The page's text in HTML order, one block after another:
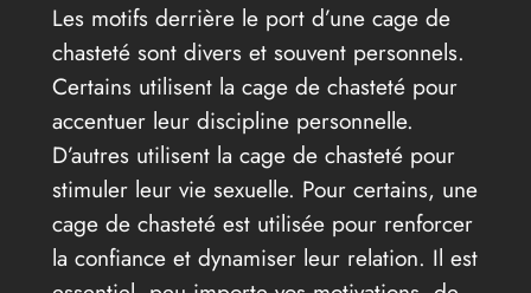
Les motifs derrière le port d’une cage de
chasteté sont divers et souvent personnels.
Certains utilisent la cage de chasteté pour
accentuer leur discipline personnelle.
D’autres utilisent la cage de chasteté pour
stimuler leur vie sexuelle. Pour certains, une
cage de chasteté est utilisée pour renforcer
la confiance et dynamiser leur relation. Il est